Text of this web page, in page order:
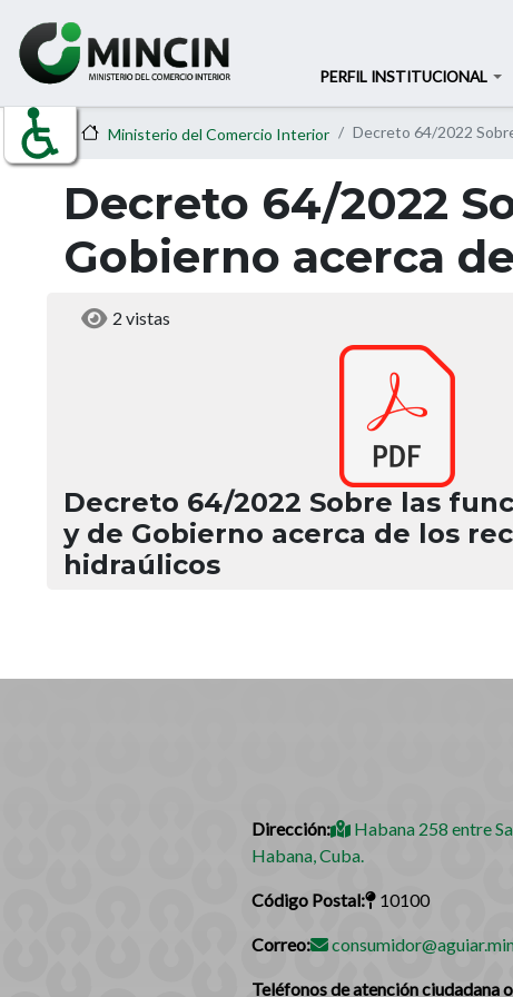
PERFIL INSTITUCIONAL
Ministerio del Comercio Interior Decreto 64/2022
Decreto 64/2022
Gobierno acerca
2 vistas
Decreto 64/2022 Sobre las
y de Gobierno acerca de los
hidraúlicos
Dirección:
Habana 258 entre
Habana, Cuba.
Código Postal: 10100
Correo:
Teléfonos de atención ciudadana